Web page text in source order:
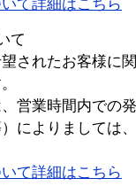
て詳細はこちら
て
されたお客様に
営業時間内での
によりましては
て詳細はこちら